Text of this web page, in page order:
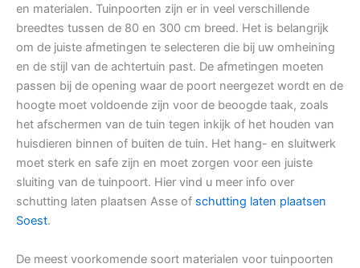
en materialen. Tuinpoorten zijn er in veel verschillende
breedtes tussen de 80 en 300 cm breed. Het is belangrijk
om de juiste afmetingen te selecteren die bij uw omheining
en de stijl van de achtertuin past. De afmetingen moeten
passen bij de opening waar de poort neergezet wordt en de
hoogte moet voldoende zijn voor de beoogde taak, zoals
het afschermen van de tuin tegen inkijk of het houden van
huisdieren binnen of buiten de tuin. Het hang- en sluitwerk
moet sterk en safe zijn en moet zorgen voor een juiste
sluiting van de tuinpoort. Hier vind u meer info over
schutting laten plaatsen Asse of schutting laten plaatsen
Soest.
De meest voorkomende soort materialen voor tuinpoorten